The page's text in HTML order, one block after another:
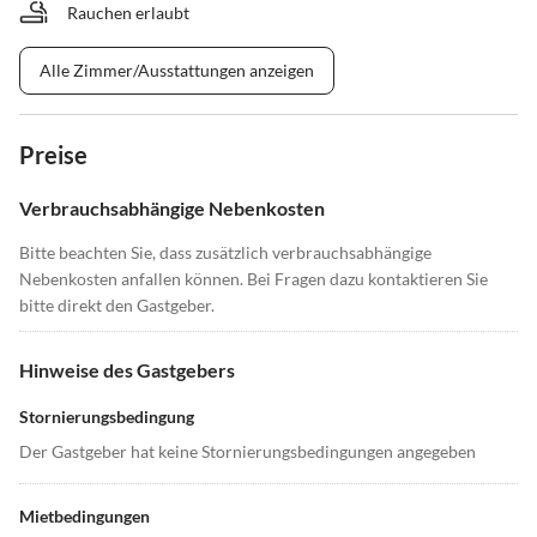
Rauchen erlaubt
Alle Zimmer/Ausstattungen anzeigen
Preise
Verbrauchsabhängige Nebenkosten
Bitte beachten Sie, dass zusätzlich verbrauchsabhängige
Nebenkosten anfallen können. Bei Fragen dazu kontaktieren Sie
bitte direkt den Gastgeber.
Hinweise des Gastgebers
Stornierungsbedingung
Der Gastgeber hat keine Stornierungsbedingungen angegeben
Mietbedingungen